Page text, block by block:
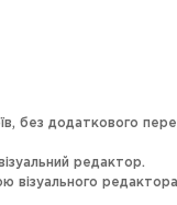
без додаткового
редактор.
візуального